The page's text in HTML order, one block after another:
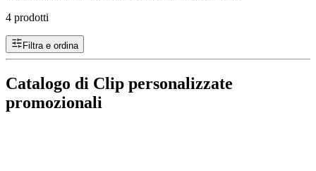
4 prodotti
Filtra e ordina
Catalogo di Clip personalizzate
promozionali